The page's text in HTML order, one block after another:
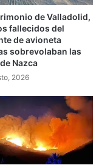
de Valladolid,
fallecidos del
de avioneta
sobrevolaban las
Nazca
2026